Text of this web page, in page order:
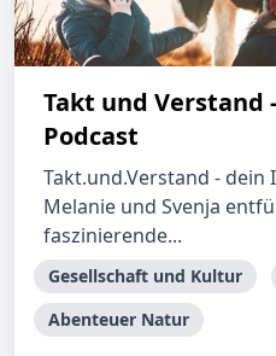
Takt und Verstand
Podcast
Takt.und.Verstand -
Melanie und Svenja
faszinierende...
Gesellschaft und Kultur
Abenteuer Natur